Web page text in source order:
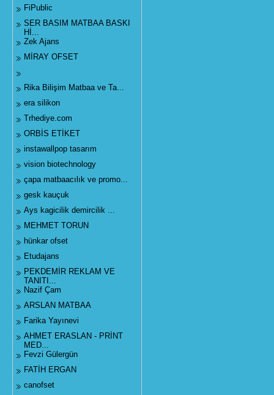
FiPublic
SER BASIM MATBAA BASKI
Hİ...
Zek Ajans
MİRAY OFSET
Rika Bilişim Matbaa ve Ta...
era silikon
Trhediye.com
ORBİS ETİKET
instawallpop tasarım
vision biotechnology
çapa matbaacılık ve promo...
gesk kauçuk
Ays kagicilik demircilik ...
MEHMET TORUN
hünkar ofset
Etudajans
PEKDEMİR REKLAM VE
TANITI...
Nazif Çam
ARSLAN MATBAA
Farika Yayınevi
AHMET ERASLAN - PRİNT
MED...
Fevzi Gülergün
FATİH ERGAN
canofset